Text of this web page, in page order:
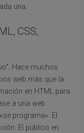
una.
CSS,
Hace muchos
web más que la
en HTML para
a una web.
programa». El
El público en